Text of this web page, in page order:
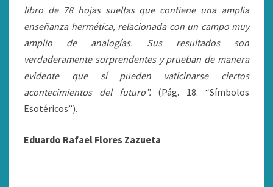
libro de 78 hojas sueltas que contiene una amplia
enseñanza hermética, relacionada con un campo muy
amplio de analogías. Sus resultados son
verdaderamente sorprendentes y prueban de manera
evidente que sí pueden vaticinarse ciertos
acontecimientos del futuro”.(Pág. 18. “Símbolos
Esotéricos”).
Eduardo Rafael Flores Zazueta